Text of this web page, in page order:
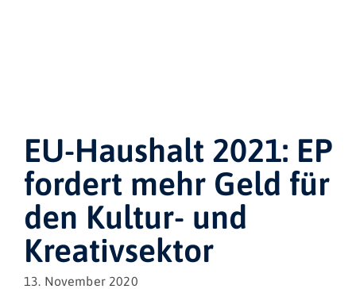
EU-Haushalt 2021: EP
fordert mehr Geld für
den Kultur- und
Kreativsektor
13. November 2020